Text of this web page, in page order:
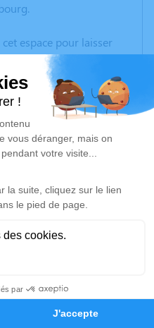
Hommages
espace pour laisser
photos souvenirs, une
à travers des
est un lieu
la mémoire de Tharcisse
hommage est
Je rends hommage
Dettwiller